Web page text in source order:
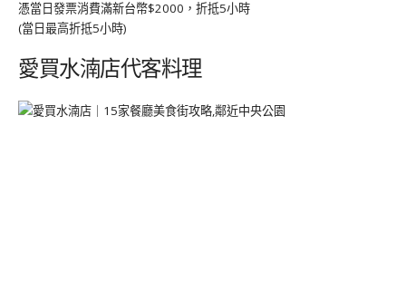
憑當日發票消費滿新台幣$2000，折抵5小時
(當日最高折抵5小時)
愛買水湳店代客料理